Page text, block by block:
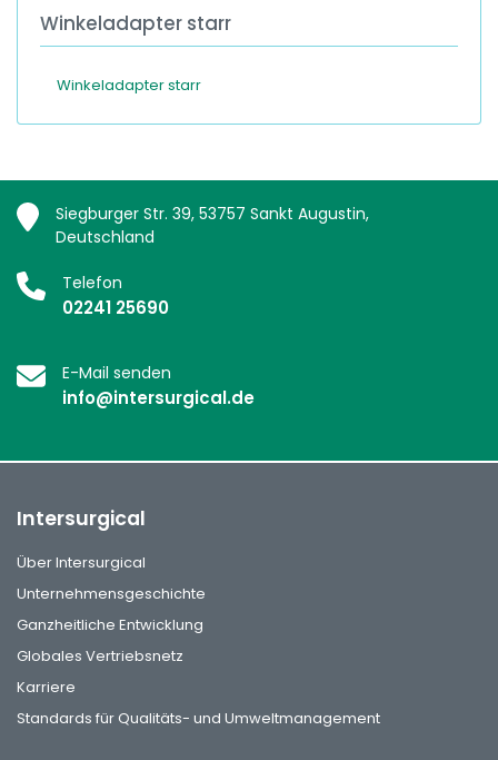
Winkeladapter starr
Winkeladapter starr
Siegburger Str. 39, 53757 Sankt Augustin,
Deutschland
Telefon
02241 25690
E-Mail senden
info@intersurgical.de
Intersurgical
Über Intersurgical
Unternehmensgeschichte
Ganzheitliche Entwicklung
Globales Vertriebsnetz
Karriere
Standards für Qualitäts- und Umweltmanagement